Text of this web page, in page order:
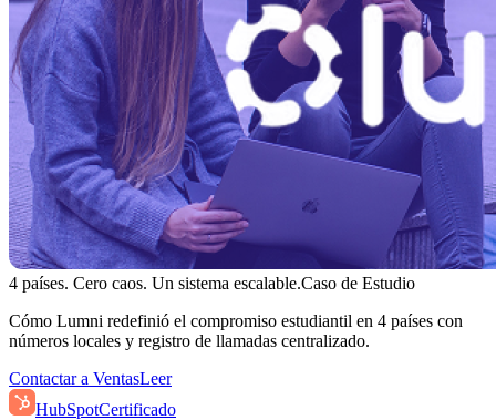
4 países. Cero caos. Un sistema escalable.Caso de Estudio
Cómo Lumni redefinió el compromiso estudiantil en 4 países con
números locales y registro de llamadas centralizado.
Contactar a VentasLeer
HubSpotCertificado